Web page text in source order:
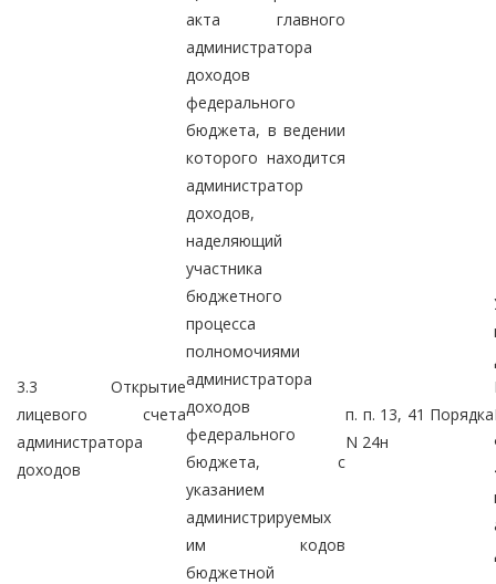
3.3 Открытие
лицевого счета
администратора
доходов
акта главного
администратора
доходов
федерального
бюджета, в ведении
которого находится
администратор
доходов,
наделяющий
участника
бюджетного
процесса
полномочиями
администратора
доходов
федерального
бюджета, с
указанием
администрируемых
им кодов
бюджетной
п. п. 13, 41 Порядка
N 24н